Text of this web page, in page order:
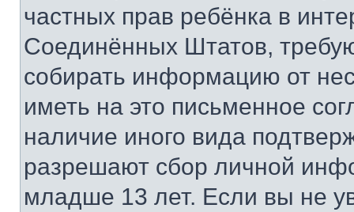
частных прав ребёнка в
Соединённых Штатов,
собирать информацию от
иметь на это письменное
наличие иного вида
разрешают сбор личной
младше 13 лет. Если вы не